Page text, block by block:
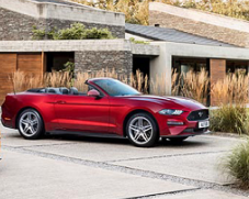
Digital prenumeration
Annonsera
Om Motorbranschen